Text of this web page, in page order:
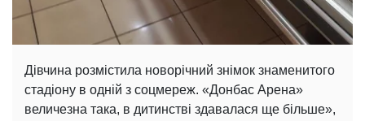
Дівчина розмістила новорічний знімок знаменитого
стадіону в одній з соцмереж. «Донбас Арена»
величезна така, в дитинстві здавалася ще більше»,